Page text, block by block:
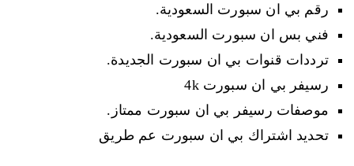
رقم بي ان سبورت السعودية.
فني بس ان سبورت السعودية.
ترددات قنوات بي ان سبورت الجديدة.
رسيفر بي ان سبورت 4k
موصفات رسيفر بي ان سبورت ممتاز.
تحديد اشتراك بي ان سبورت عم طريق